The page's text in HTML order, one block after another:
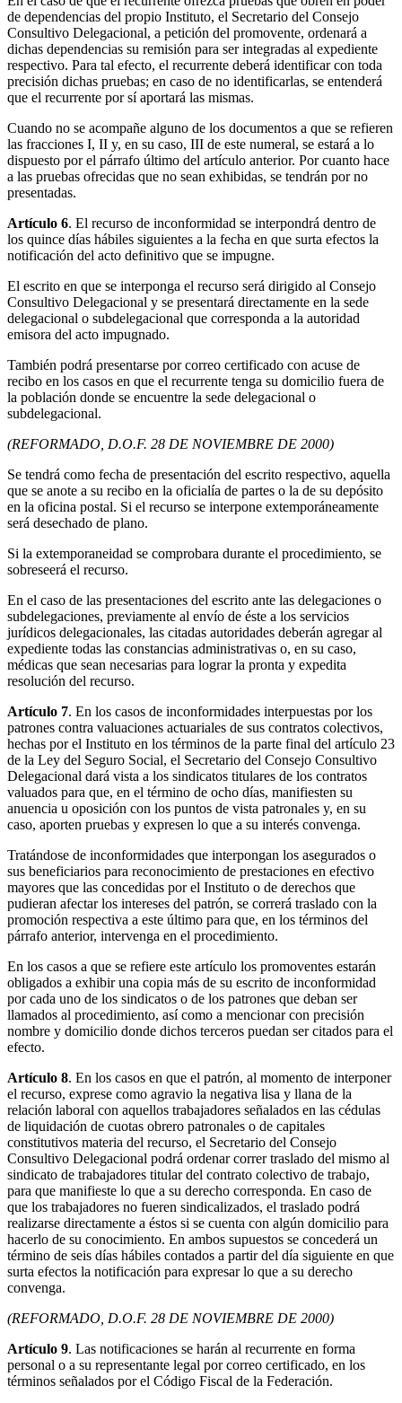
de dependencias del propio Instituto, el Secretario del Consejo
Consultivo Delegacional, a petición del promovente, ordenará a
dichas dependencias su remisión para ser integradas al expediente
respectivo. Para tal efecto, el recurrente deberá identificar con toda
precisión dichas pruebas; en caso de no identificarlas, se entenderá
que el recurrente por sí aportará las mismas.
Cuando no se acompañe alguno de los documentos a que se refieren
las fracciones I, II y, en su caso, III de este numeral, se estará a lo
dispuesto por el párrafo último del artículo anterior. Por cuanto hace
a las pruebas ofrecidas que no sean exhibidas, se tendrán por no
presentadas.
Artículo 6. El recurso de inconformidad se interpondrá dentro de
los quince días hábiles siguientes a la fecha en que surta efectos la
notificación del acto definitivo que se impugne.
El escrito en que se interponga el recurso será dirigido al Consejo
Consultivo Delegacional y se presentará directamente en la sede
delegacional o subdelegacional que corresponda a la autoridad
emisora del acto impugnado.
También podrá presentarse por correo certificado con acuse de
recibo en los casos en que el recurrente tenga su domicilio fuera de
la población donde se encuentre la sede delegacional o
subdelegacional.
(REFORMADO, D.O.F. 28 DE NOVIEMBRE DE 2000)
Se tendrá como fecha de presentación del escrito respectivo, aquella
que se anote a su recibo en la oficialía de partes o la de su depósito
en la oficina postal. Si el recurso se interpone extemporáneamente
será desechado de plano.
Si la extemporaneidad se comprobara durante el procedimiento, se
sobreseerá el recurso.
En el caso de las presentaciones del escrito ante las delegaciones o
subdelegaciones, previamente al envío de éste a los servicios
jurídicos delegacionales, las citadas autoridades deberán agregar al
expediente todas las constancias administrativas o, en su caso,
médicas que sean necesarias para lograr la pronta y expedita
resolución del recurso.
Artículo 7. En los casos de inconformidades interpuestas por los
patrones contra valuaciones actuariales de sus contratos colectivos,
hechas por el Instituto en los términos de la parte final del artículo 23
de la Ley del Seguro Social, el Secretario del Consejo Consultivo
Delegacional dará vista a los sindicatos titulares de los contratos
valuados para que, en el término de ocho días, manifiesten su
anuencia u oposición con los puntos de vista patronales y, en su
caso, aporten pruebas y expresen lo que a su interés convenga.
Tratándose de inconformidades que interpongan los asegurados o
sus beneficiarios para reconocimiento de prestaciones en efectivo
mayores que las concedidas por el Instituto o de derechos que
pudieran afectar los intereses del patrón, se correrá traslado con la
promoción respectiva a este último para que, en los términos del
párrafo anterior, intervenga en el procedimiento.
En los casos a que se refiere este artículo los promoventes estarán
obligados a exhibir una copia más de su escrito de inconformidad
por cada uno de los sindicatos o de los patrones que deban ser
llamados al procedimiento, así como a mencionar con precisión
nombre y domicilio donde dichos terceros puedan ser citados para el
efecto.
Artículo 8. En los casos en que el patrón, al momento de interponer
el recurso, exprese como agravio la negativa lisa y llana de la
relación laboral con aquellos trabajadores señalados en las cédulas
de liquidación de cuotas obrero patronales o de capitales
constitutivos materia del recurso, el Secretario del Consejo
Consultivo Delegacional podrá ordenar correr traslado del mismo al
sindicato de trabajadores titular del contrato colectivo de trabajo,
para que manifieste lo que a su derecho corresponda. En caso de
que los trabajadores no fueren sindicalizados, el traslado podrá
realizarse directamente a éstos si se cuenta con algún domicilio para
hacerlo de su conocimiento. En ambos supuestos se concederá un
término de seis días hábiles contados a partir del día siguiente en que
surta efectos la notificación para expresar lo que a su derecho
convenga.
(REFORMADO, D.O.F. 28 DE NOVIEMBRE DE 2000)
Artículo 9. Las notificaciones se harán al recurrente en forma
personal o a su representante legal por correo certificado, en los
términos señalados por el Código Fiscal de la Federación.